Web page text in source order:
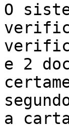
O
e 2
a